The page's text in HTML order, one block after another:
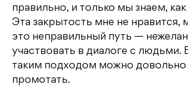
правильно, и только мы знаем,
Эта закрытость мне не нравится,
это неправильный путь —
участвовать в диалоге с людьми.
таким подходом можно довольно
промотать.